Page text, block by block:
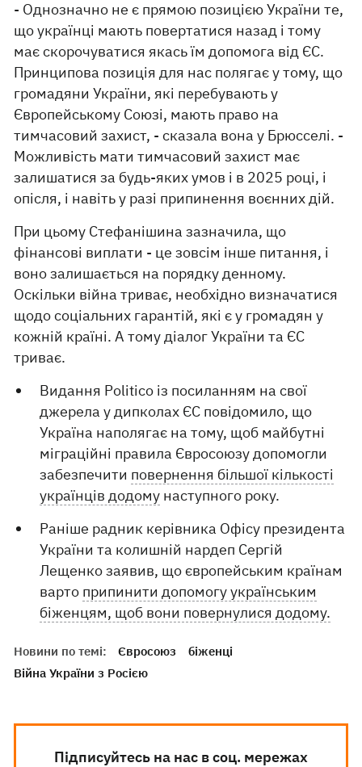
- Однозначно не є прямою позицією України те,
що українці мають повертатися назад і тому
має скорочуватися якась їм допомога від ЄС.
Принципова позиція для нас полягає у тому, що
громадяни України, які перебувають у
Європейському Союзі, мають право на
тимчасовий захист, - сказала вона у Брюсселі. -
Можливість мати тимчасовий захист має
залишатися за будь-яких умов і в 2025 році, і
опісля, і навіть у разі припинення воєнних дій.
При цьому Стефанішина зазначила, що
фінансові виплати - це зовсім інше питання, і
воно залишається на порядку денному.
Оскільки війна триває, необхідно визначатися
щодо соціальних гарантій, які є у громадян у
кожній країні. А тому діалог України та ЄС
триває.
Видання Politico із посиланням на свої
джерела у дипколах ЄС повідомило, що
Україна наполягає на тому, щоб майбутні
міграційні правила Євросоюзу допомогли
забезпечити повернення більшої кількості
українців додому наступного року.
Раніше радник керівника Офісу президента
України та колишній нардеп Сергій
Лещенко заявив, що європейським країнам
варто припинити допомогу українським
біженцям, щоб вони повернулися додому.
Новини по темі: Євросоюз
біженці
Війна України з Росією
Підписуйтесь на нас в соц. мережах